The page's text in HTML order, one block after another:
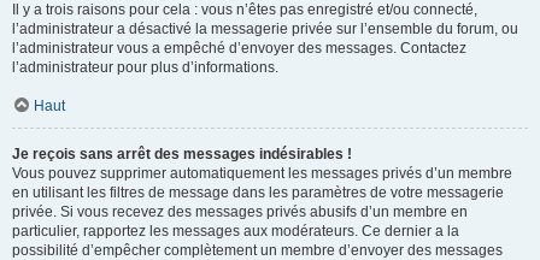
Il y a trois raisons pour cela : vous n’êtes pas enregistré et/ou connecté,
l’administrateur a désactivé la messagerie privée sur l’ensemble du forum, ou
l’administrateur vous a empêché d’envoyer des messages. Contactez
l’administrateur pour plus d’informations.
Haut
Je reçois sans arrêt des messages indésirables !
Vous pouvez supprimer automatiquement les messages privés d’un membre
en utilisant les filtres de message dans les paramètres de votre messagerie
privée. Si vous recevez des messages privés abusifs d’un membre en
particulier, rapportez les messages aux modérateurs. Ce dernier a la
possibilité d’empêcher complètement un membre d’envoyer des messages